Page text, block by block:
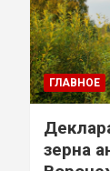
ГЛАВНОЕ
зерна